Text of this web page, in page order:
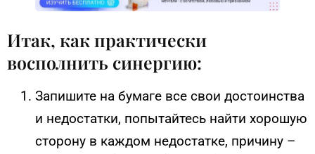
Итак, как практически
восполнить синергию:
Запишите на бумаге все свои достоинства
и недостатки, попытайтесь найти хорошую
сторону в каждом недостатке, причину –